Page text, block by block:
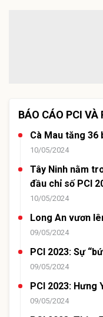
BÁO CÁO PCI VÀ
Cà Mau tăng 36
10/05/2024
Tây Ninh nằm
đầu chỉ số PCI
10/05/2024
Long An vươn
09/05/2024
PCI 2023: Sự
09/05/2024
PCI 2023: Hưng
09/05/2024